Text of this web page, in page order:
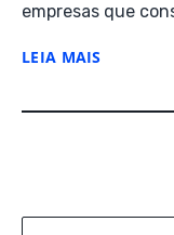
empresas que
LEIA MAIS